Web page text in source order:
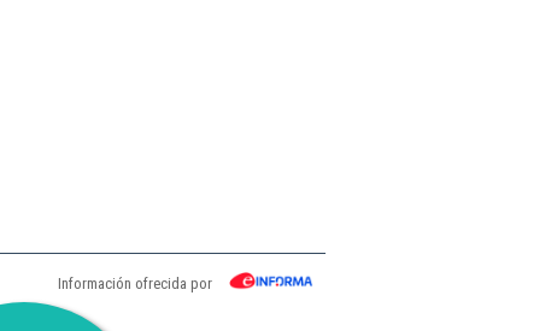
Información ofrecida por